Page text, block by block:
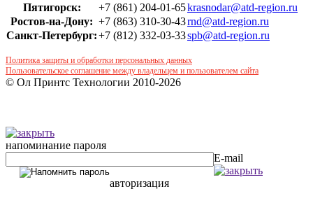
Пятигорск:
+7 (861) 204-01-65krasnodar@atd-region.ru
Ростов-на-Дону: +7 (863) 310-30-43rnd@atd-region.ru
Санкт-Петербург:+7 (812) 332-03-33spb@atd-region.ru
Политика защиты и обработки персональных данных
Пользовательское соглашение между владельцем и пользователем сайта
© Ол Принтс Технологии 2010-2026
напоминание пароля
E-mail
авторизация